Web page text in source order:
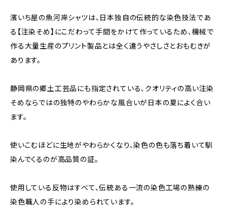
濱いち屋の魚河岸シャツは、日本独自の伝統的な染色技法であ
る【注染そめ】にこだわって手間をかけて作っているため、機械で
作る大量生産のプリント製品とは全く違うやさしさとおもむきが
あります。
静岡県の郷土工芸品にも指定されている、クオリティの高い注染
そめならではの独特のやわらかな風合いが日本の夏によく合い
ます。
使いこむほどに生地がやわらかくなり、染色の色も落ち着いて馴
染んでくるのが高品質の証。
使用している反物はすべて、伝統ある一流の染色工場の熟練の
染色職人の手により染められています。